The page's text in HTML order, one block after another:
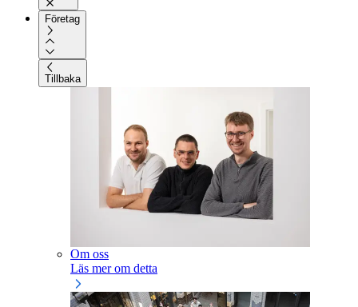
Företag
Tillbaka
Om oss
Läs mer om detta